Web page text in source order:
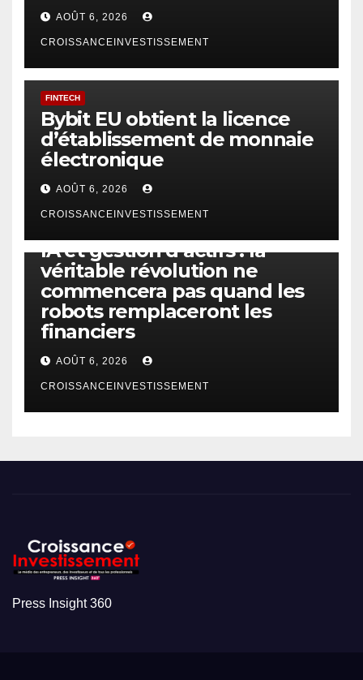
AOÛT 6, 2026
CROISSANCEINVESTISSEMENT
FINTECH
Bybit EU obtient la licence
d’établissement de monnaie
électronique
AOÛT 6, 2026
CROISSANCEINVESTISSEMENT
IA et gestion d’actifs : la
véritable révolution ne
commencera pas quand les
robots remplaceront les
financiers
AOÛT 6, 2026
CROISSANCEINVESTISSEMENT
Press Insight 360